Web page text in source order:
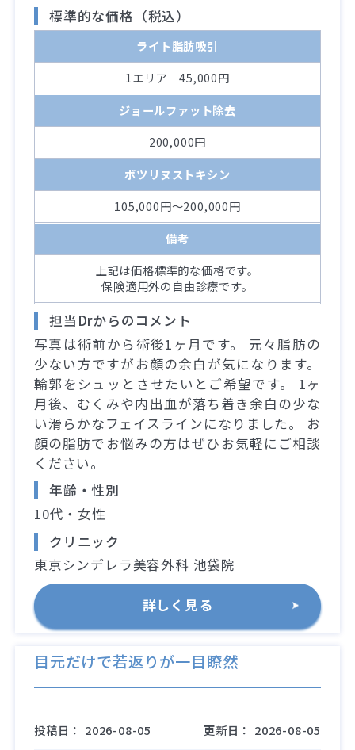
標準的な価格（税込）
ライト脂肪吸引
1エリア 45,000円
ジョールファット除去
200,000円
ボツリヌストキシン
105,000円～200,000円
備考
上記は価格標準的な価格です。
保険適用外の自由診療です。
担当Drからのコメント
写真は術前から術後1ヶ月です。 元々脂肪の
少ない方ですがお顔の余白が気になります。
輪郭をシュッとさせたいとご希望です。 1ヶ
月後、むくみや内出血が落ち着き余白の少な
い滑らかなフェイスラインになりました。 お
顔の脂肪でお悩みの方はぜひお気軽にご相談
ください。
年齢・性別
10代・女性
クリニック
東京シンデレラ美容外科 池袋院
詳しく見る
目元だけで若返りが一目瞭然
投稿日： 2026-08-05 更新日： 2026-08-05